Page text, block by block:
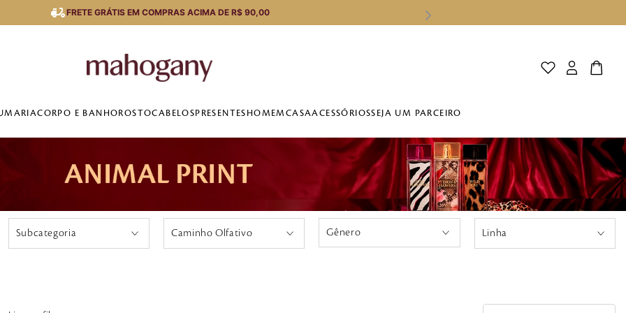
FRETE GRÁTIS EM COMPRAS ACIMA DE R$ 90,00
CORPO E BANHOROSTOCABELOS PRESENTES HOMEM CASAACESSÓRIOSSEJA UM PARCEIRO
Subcategoria Caminho Olfativo Linha